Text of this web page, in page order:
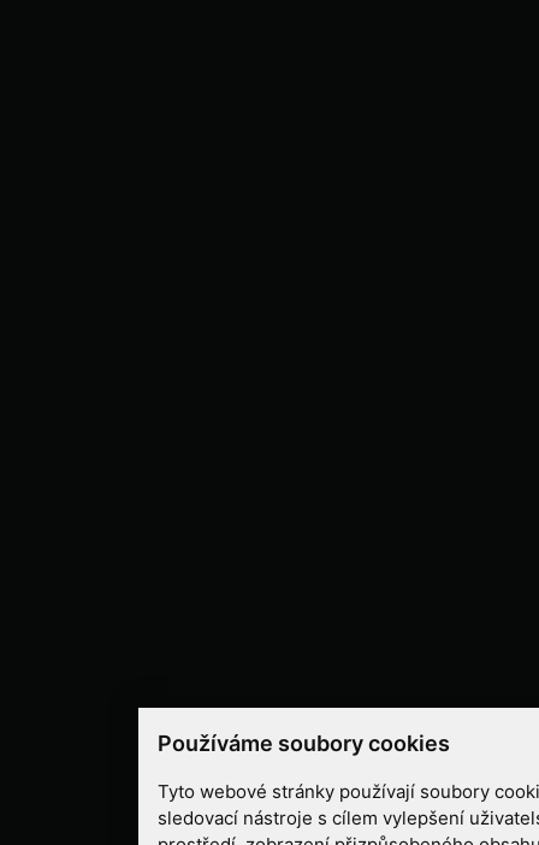
Používáme soubory cookies
Tyto webové stránky používají soubory
sledovací nástroje s cílem vylepšení